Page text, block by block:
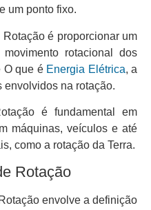
um ponto fixo.
é proporcionar um
rotacional dos
O que é Energia Elétrica, a
envolvidos na rotação.
é fundamental em
máquinas, veículos e até
como a rotação da Terra.
Rotação
envolve a definição